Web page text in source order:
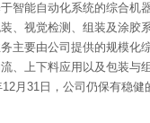
智能自动化系统的综合
、视觉检测、组装及涂胶
主要由公司提供的规模
、上下料应用以及包装与
月31日，公司仍保有稳